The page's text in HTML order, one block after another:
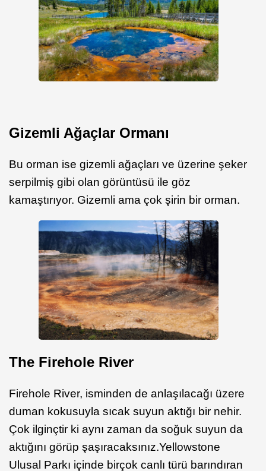
Gizemli Ağaçlar Ormanı
Bu orman ise gizemli ağaçları ve üzerine şeker
serpilmiş gibi olan görüntüsü ile göz
kamaştırıyor. Gizemli ama çok şirin bir orman.
The Firehole River
Firehole River, isminden de anlaşılacağı üzere
duman kokusuyla sıcak suyun aktığı bir nehir.
Çok ilginçtir ki aynı zaman da soğuk suyun da
aktığını görüp şaşıracaksınız.Yellowstone
Ulusal Parkı içinde birçok canlı türü barındıran